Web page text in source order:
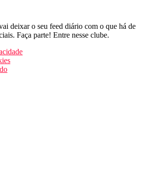
deixar o seu feed diário com o que há de
Faça parte! Entre nesse clube.